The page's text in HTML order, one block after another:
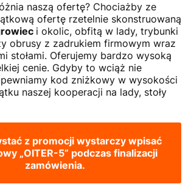
naszą ofertę? Chociażby ze
ofertę rzetelnie skonstruowaną
i okolic, obfitą w lady, trybunki
obrusy z zadrukiem firmowym wraz
stołami. Oferujemy bardzo wysoką
cenie. Gdyby to wciąż nie
kod zniżkowy w wysokości
naszej kooperacji na lady, stoły
z promocji wystarczy wpisać
„OITER-5” podczas finalizacji
zamówienia.